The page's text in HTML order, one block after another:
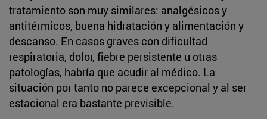
tratamiento son muy similares: analgésicos y
antitérmicos, buena hidratación y alimentación y
descanso. En casos graves con dificultad
respiratoria, dolor, fiebre persistente u otras
patologías, habría que acudir al médico. La
situación por tanto no parece excepcional y al ser
estacional era bastante previsible.